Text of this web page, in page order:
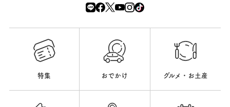
特集 おでかけ グルメ・お土産